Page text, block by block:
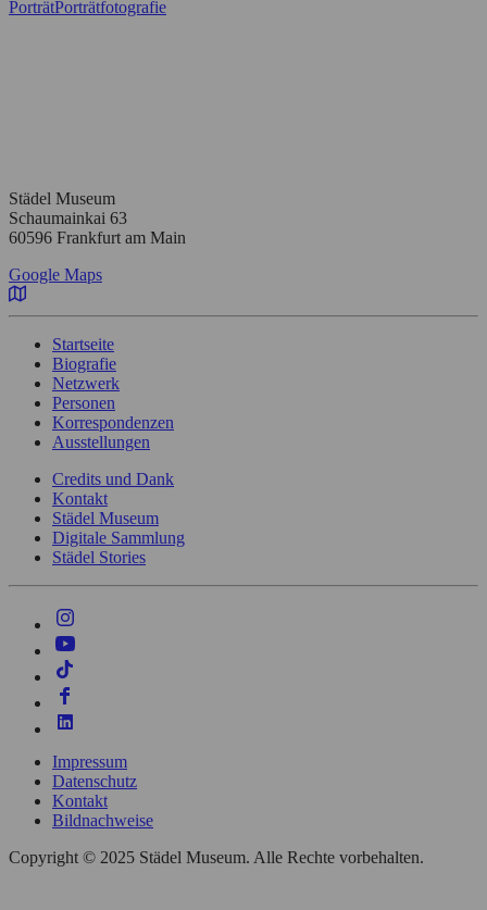
PorträtPorträtfotografie
Städel Museum
Schaumainkai 63
60596 Frankfurt am Main
Google Maps
Startseite
Biografie
Netzwerk
Personen
Korrespondenzen
Ausstellungen
Credits und Dank
Kontakt
Städel Museum
Digitale Sammlung
Städel Stories
Impressum
Datenschutz
Kontakt
Bildnachweise
Copyright © 2025 Städel Museum. Alle Rechte vorbehalten.